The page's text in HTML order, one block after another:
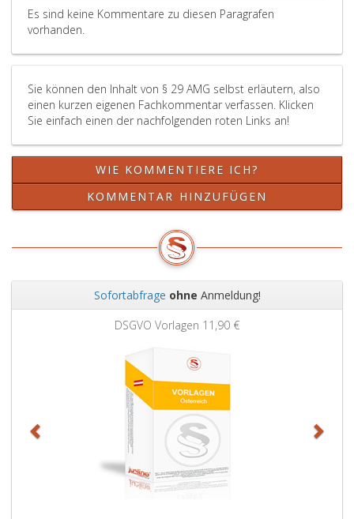
einem
Vertreter
kundgemachten
zusammen
und
wählt
aus
seiner
Mitte
einen
Vorsitzenden,
außen
vertritt.
Es sind keine Kommentare zu diesen Paragrafen
vorhanden.
Sie können den Inhalt von § 29 AMG selbst erläutern, also
einen kurzen eigenen Fachkommentar verfassen. Klicken
Sie einfach einen der nachfolgenden roten Links an!
WIE KOMMENTIERE ICH?
KOMMENTAR HINZUFÜGEN
Sofortabfrage ohne Anmeldung!
DSGVO Vorlagen 11,90 €